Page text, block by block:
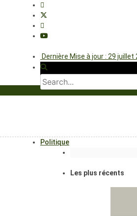
Dernière Mise à jour : 29 juillet
Politique
Les plus récents